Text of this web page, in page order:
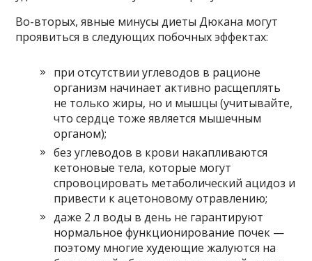
Во-вторых, явные минусы диеты Дюкана могут
проявиться в следующих побочных эффектах:
при отсутствии углеводов в рационе
организм начинает активно расщеплять
не только жиры, но и мышцы (учитывайте,
что сердце тоже является мышечным
органом);
без углеводов в крови накапливаются
кетоновые тела, которые могут
спровоцировать метаболический ацидоз и
привести к ацетоновому отравлению;
даже 2 л воды в день не гарантируют
нормальное функционирование почек —
поэтому многие худеющие жалуются на